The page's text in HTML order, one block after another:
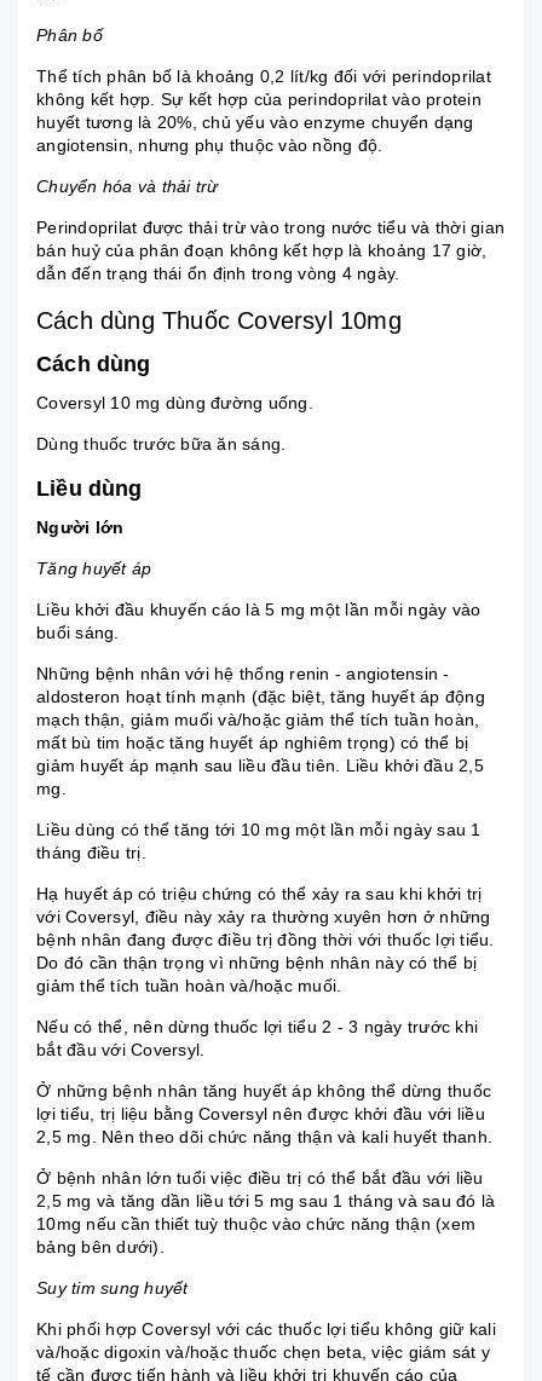
Phân bố
Thể tích phân bố là khoảng 0,2 lít/kg đối với perindoprilat
không kết hợp. Sự kết hợp của perindoprilat vào protein
huyết tương là 20%, chủ yếu vào enzyme chuyển dạng
angiotensin, nhưng phụ thuộc vào nồng độ.
Chuyển hóa và thải trừ
Perindoprilat được thải trừ vào trong nước tiểu và thời gian
bán huỷ của phân đoạn không kết hợp là khoảng 17 giờ,
dẫn đến trạng thái ổn định trong vòng 4 ngày.
Cách dùng Thuốc Coversyl 10mg
Cách dùng
Coversyl 10 mg dùng đường uống.
Dùng thuốc trước bữa ăn sáng.
Liều dùng
Người lớn
Tăng huyết áp
Liều khởi đầu khuyến cáo là 5 mg một lần mỗi ngày vào
buổi sáng.
Những bệnh nhân với hệ thống renin - angiotensin -
aldosteron hoạt tính mạnh (đặc biệt, tăng huyết áp động
mạch thận, giảm muối và/hoặc giảm thể tích tuần hoàn,
mất bù tim hoặc tăng huyết áp nghiêm trọng) có thể bị
giảm huyết áp mạnh sau liều đầu tiên. Liều khởi đầu 2,5
mg.
Liều dùng có thể tăng tới 10 mg một lần mỗi ngày sau 1
tháng điều trị.
Hạ huyết áp có triệu chứng có thể xảy ra sau khi khởi trị
với Coversyl, điều này xảy ra thường xuyên hơn ở những
bệnh nhân đang được điều trị đồng thời với thuốc lợi tiểu.
Do đó cần thận trọng vì những bệnh nhân này có thể bị
giảm thể tích tuần hoàn và/hoặc muối.
Nếu có thể, nên dừng thuốc lợi tiểu 2 - 3 ngày trước khi
bắt đầu với Coversyl.
Ở những bệnh nhân tăng huyết áp không thể dừng thuốc
lợi tiểu, trị liệu bằng Coversyl nên được khởi đầu với liều
2,5 mg. Nên theo dõi chức năng thận và kali huyết thanh.
Ở bệnh nhân lớn tuổi việc điều trị có thể bắt đầu với liều
2,5 mg và tăng dần liều tới 5 mg sau 1 tháng và sau đó là
10mg nếu cần thiết tuỳ thuộc vào chức năng thận (xem
bảng bên dưới).
Suy tim sung huyết
Khi phối hợp Coversyl với các thuốc lợi tiểu không giữ kali
và/hoặc digoxin và/hoặc thuốc chẹn beta, việc giám sát y
tế cần được tiến hành và liều khởi trị khuyến cáo của